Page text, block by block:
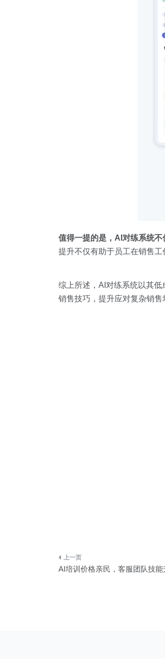
值得一提的是，AI对练系统不
提升不仅有助于员工在销售工
综上所述，AI对练系统以其
销售技巧，提升应对复杂销
文
AI培训价格亲民，客服团队技